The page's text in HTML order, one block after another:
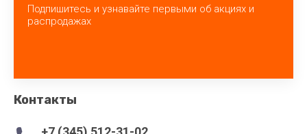
Подпишитесь и узнавайте первыми об акциях и
распродажах
Контакты